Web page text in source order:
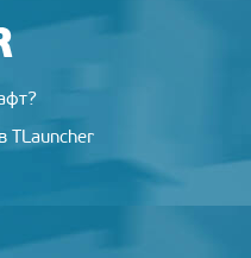
TLauncher